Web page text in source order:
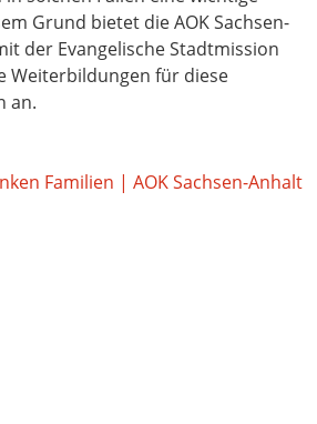
Grund bietet die AOK Sachsen-
der Evangelische Stadtmission
Weiterbildungen für diese
an.
Familien | AOK Sachsen-Anhalt